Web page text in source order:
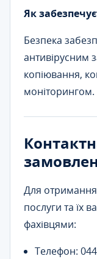
Як
Безпека
антивірусним
копіювання,
моніторингом.
Для отримання
послуги та їх
фахівцями:
Телефон: